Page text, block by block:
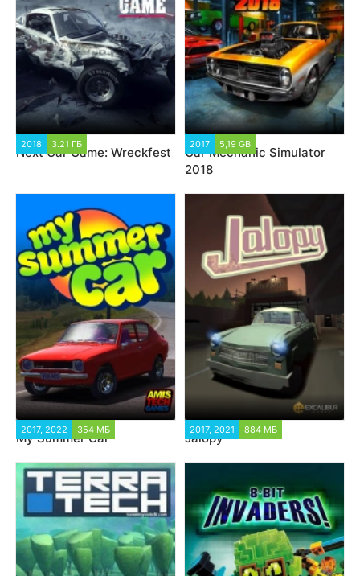
2018 3.21 ГБ
Next Car Game: Wreckfest
2017 5,19 GB
Car Mechanic Simulator
2018
2017, 2022 354 МБ
My Summer Car
2017, 2021 884 МБ
Jalopy